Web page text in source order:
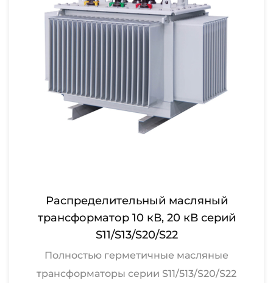
Распределительный масляный
трансформатор 10 кВ, 20 кВ серий
S11/S13/S20/S22
Полностью герметичные масляные
трансформаторы серии S11/513/S20/S22